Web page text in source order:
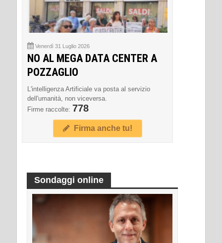
Venerdì 31 Luglio 2026
NO AL MEGA DATA CENTER A
POZZAGLIO
L'intelligenza Artificiale va posta al servizio
dell'umanità, non viceversa.
Firme raccolte: 778
Firma anche tu!
Sondaggi online